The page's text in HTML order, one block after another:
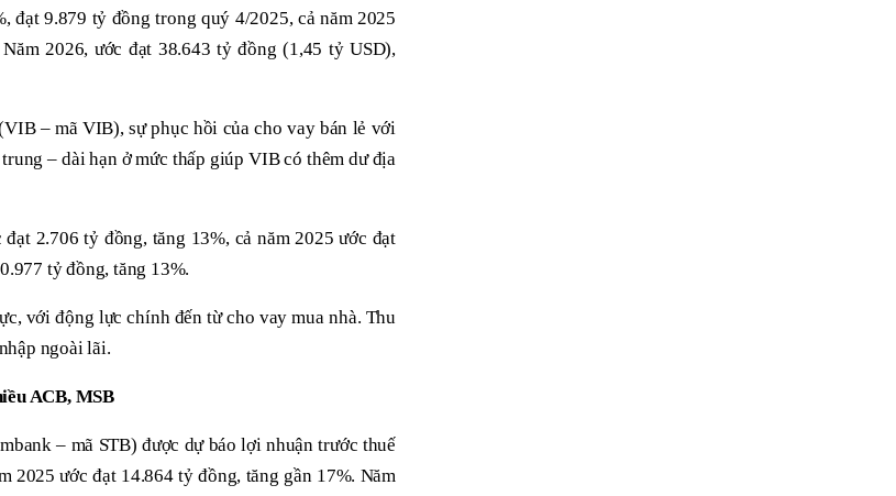
đạt 9.879 tỷ đồng trong quý 4/2025, cả năm 2025
2026, ước đạt 38.643 tỷ đồng (1,45 tỷ USD),
– mã VIB), sự phục hồi của cho vay bán lẻ với
– dài hạn ở mức thấp giúp VIB có thêm dư địa
2.706 tỷ đồng, tăng 13%, cả năm 2025 ước đạt
tỷ đồng, tăng 13%.
với động lực chính đến từ cho vay mua nhà. Thu
ngoài lãi.
ACB, MSB
– mã STB) được dự báo lợi nhuận trước thuế
2025 ước đạt 14.864 tỷ đồng, tăng gần 17%. Năm